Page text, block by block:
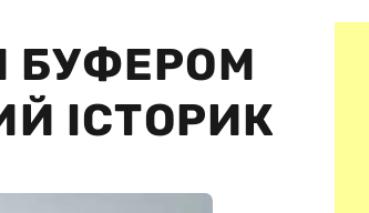
БУФЕРОМ
ІСТОРИК